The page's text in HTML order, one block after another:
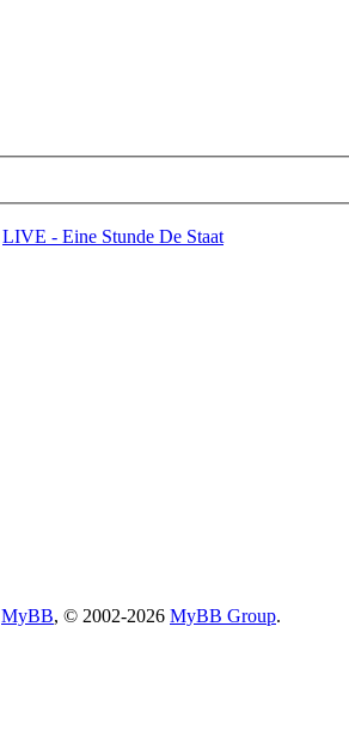
LIVE - Eine Stunde De Staat
MyBB, © 2002-2026 MyBB Group.